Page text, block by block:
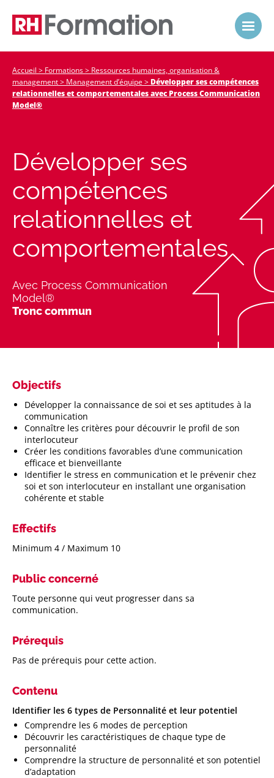
Accueil > Formations> Ressources humaines, organisation &
management> Management d’équipe> Développer ses compétences
relationnelles et comportementales avec Process Communication
Model®
Développer ses
compétences
relationnelles et
comportementales
Avec Process Communication
Model®
Tronc commun
Objectifs
Développer la connaissance de soi et ses aptitudes à la
communication
Connaître les critères pour découvrir le profil de son
interlocuteur
Créer les conditions favorables d’une communication
efficace et bienveillante
Identifier le stress en communication et le prévenir chez
soi et son interlocuteur en installant une organisation
cohérente et stable
Effectifs
Minimum 4 / Maximum 10
Public concerné
Toute personne qui veut progresser dans sa
communication.
Prérequis
Pas de prérequis pour cette action.
Contenu
Identifier les 6 types de Personnalité et leur potentiel
Comprendre les 6 modes de perception
Découvrir les caractéristiques de chaque type de
personnalité
Comprendre la structure de personnalité et son potentiel
d’adaptation